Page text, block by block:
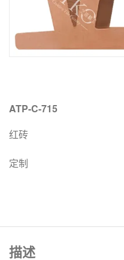
ATP-C-715
红砖
定制
描述